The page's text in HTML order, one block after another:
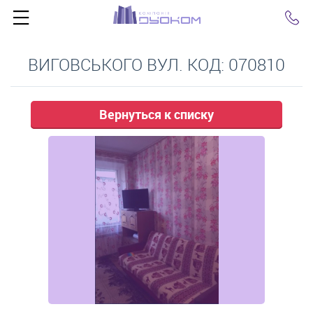
ВИГОВСЬКОГО ВУЛ. КОД: 070810
Вернуться к списку